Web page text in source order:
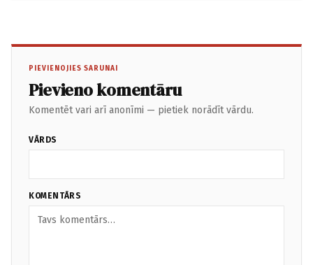
PIEVIENOJIES SARUNAI
Pievieno komentāru
Komentēt vari arī anonīmi — pietiek norādīt vārdu.
VĀRDS
KOMENTĀRS